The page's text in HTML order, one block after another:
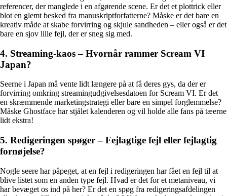
referencer, der manglede i en afgørende scene. Er det et plottrick eller
blot en glemt besked fra manuskriptforfatterne? Måske er det bare en
kreativ måde at skabe forvirring og skjule sandheden – eller også er det
bare en sjov lille fejl, der er sneg sig med.
4. Streaming-kaos – Hvornår rammer Scream VI
Japan?
Seerne i Japan må vente lidt længere på at få deres gys, da der er
forvirring omkring streamingudgivelsesdatoen for Scream VI. Er det
en skræmmende marketingstrategi eller bare en simpel forglemmelse?
Måske Ghostface har stjålet kalenderen og vil holde alle fans på tæerne
lidt ekstra!
5. Redigeringen spøger – Fejlagtige fejl eller fejlagtig
fornøjelse?
Nogle seere har påpeget, at en fejl i redigeringen har fået en fejl til at
blive listet som en anden type fejl. Hvad er det for et metaniveau, vi
har bevæget os ind på her? Er det en spøg fra redigeringsafdelingen